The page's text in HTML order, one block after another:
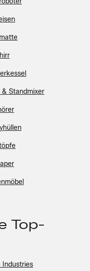
& Standmixer
Top-
Industries